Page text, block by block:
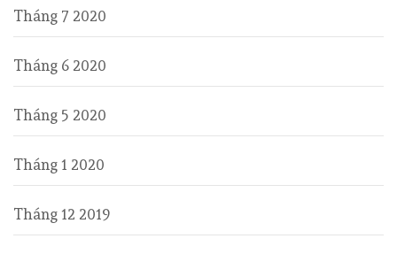
Tháng 7 2020
Tháng 6 2020
Tháng 5 2020
Tháng 1 2020
Tháng 12 2019